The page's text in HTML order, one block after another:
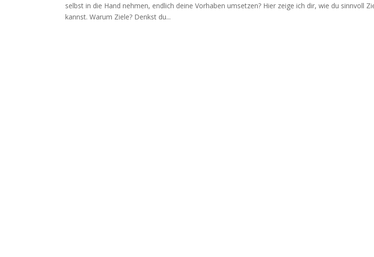
selbst in die Hand nehmen, endlich deine Vorhaben umsetzen? Hier zeige ich dir, wie du sinnvoll
kannst. Warum Ziele? Denkst du...